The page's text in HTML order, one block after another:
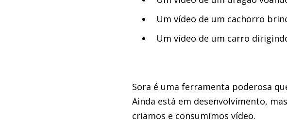
Um vídeo de um cachorro
Um vídeo de um carro
Sora é uma ferramenta poderosa
Ainda está em desenvolvimento,
criamos e consumimos vídeo.